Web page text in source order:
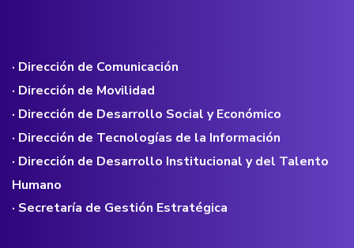
· Dirección de Comunicación
· Dirección de Movilidad
· Dirección de Desarrollo Social y Económico
· Dirección de Tecnologías de la Información
· Dirección de Desarrollo Institucional y del Talento
Humano
· Secretaría de Gestión Estratégica